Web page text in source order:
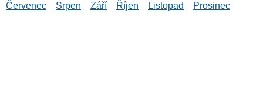
Červenec
Srpen Září Říjen Listopad Prosinec